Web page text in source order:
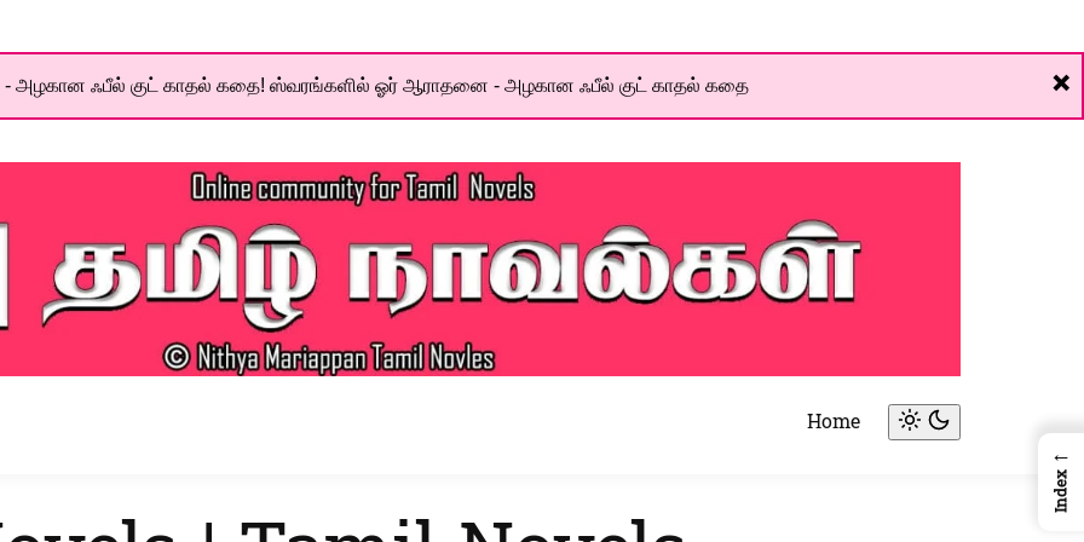
❌
அழகான ஃபீல் குட் காதல் கதை! ஸ்வரங்களில் ஓர் ஆராதனை - அழகான ஃபீல் குட் காதல் கதை
Home
Light
←
Index